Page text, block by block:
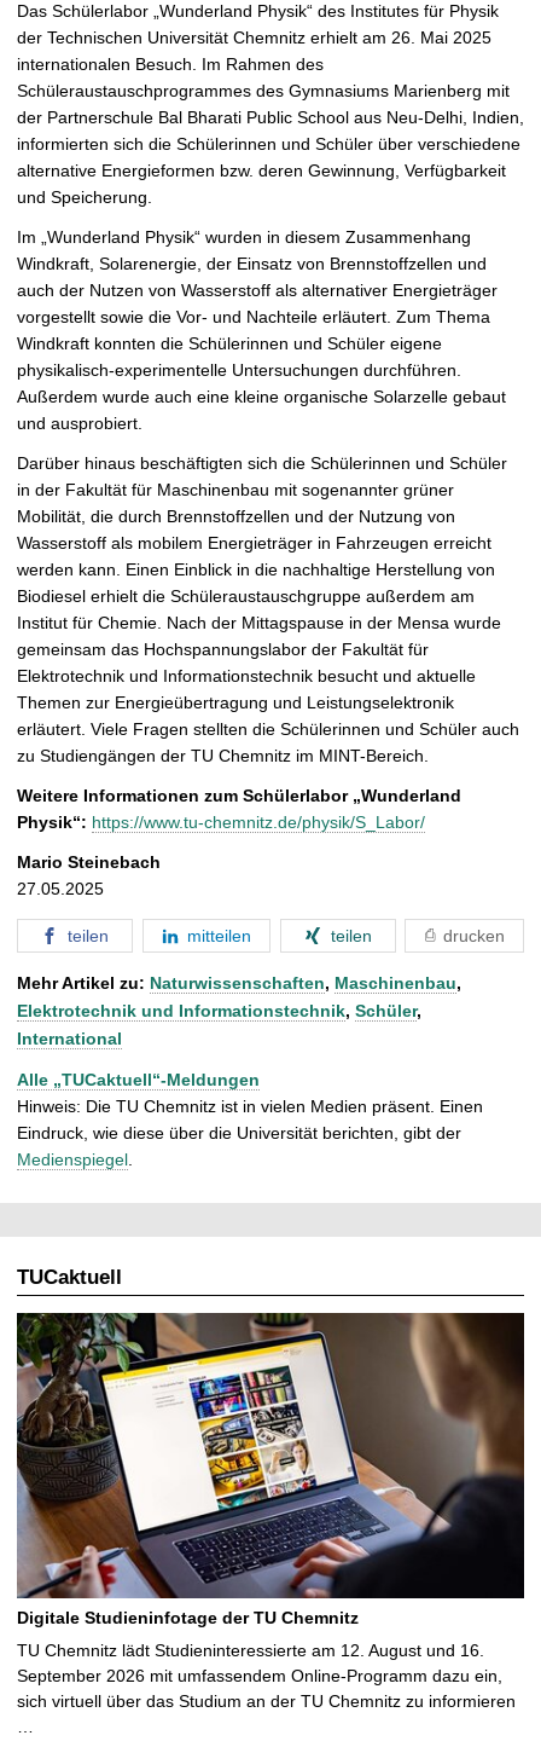
r
i
e
ö
f
f
n
n
Das Schülerlabor „Wunderland Physik“ des Institutes für Physik
der Technischen Universität Chemnitz erhielt am 26. Mai 2025
internationalen Besuch. Im Rahmen des
Schüleraustauschprogrammes des Gymnasiums Marienberg mit
der Partnerschule Bal Bharati Public School aus Neu-Delhi, Indien,
informierten sich die Schülerinnen und Schüler über verschiedene
alternative Energieformen bzw. deren Gewinnung, Verfügbarkeit
und Speicherung.
Im „Wunderland Physik“ wurden in diesem Zusammenhang
Windkraft, Solarenergie, der Einsatz von Brennstoffzellen und
auch der Nutzen von Wasserstoff als alternativer Energieträger
vorgestellt sowie die Vor- und Nachteile erläutert. Zum Thema
Windkraft konnten die Schülerinnen und Schüler eigene
physikalisch-experimentelle Untersuchungen durchführen.
Außerdem wurde auch eine kleine organische Solarzelle gebaut
und ausprobiert.
Darüber hinaus beschäftigten sich die Schülerinnen und Schüler
in der Fakultät für Maschinenbau mit sogenannter grüner
Mobilität, die durch Brennstoffzellen und der Nutzung von
Wasserstoff als mobilem Energieträger in Fahrzeugen erreicht
werden kann. Einen Einblick in die nachhaltige Herstellung von
Biodiesel erhielt die Schüleraustauschgruppe außerdem am
Institut für Chemie. Nach der Mittagspause in der Mensa wurde
gemeinsam das Hochspannungslabor der Fakultät für
Elektrotechnik und Informationstechnik besucht und aktuelle
Themen zur Energieübertragung und Leistungselektronik
erläutert. Viele Fragen stellten die Schülerinnen und Schüler auch
zu Studiengängen der TU Chemnitz im MINT-Bereich.
Weitere Informationen zum Schülerlabor „Wunderland
Physik“: https://www.tu-chemnitz.de/physik/S_Labor/
Mario Steinebach
27.05.2025
teilen mitteilen teilen drucken
Mehr Artikel zu: Naturwissenschaften, Maschinenbau,
Elektrotechnik und Informationstechnik, Schüler,
International
Alle „TUCaktuell“-Meldungen
Hinweis: Die TU Chemnitz ist in vielen Medien präsent. Einen
Eindruck, wie diese über die Universität berichten, gibt der
Medienspiegel
TUCaktuell
Digitale Studieninfotage der TU Chemnitz
TU Chemnitz lädt Studieninteressierte am 12. August und 16.
September 2026 mit umfassendem Online-Programm dazu ein,
sich virtuell über das Studium an der TU Chemnitz zu informieren
…